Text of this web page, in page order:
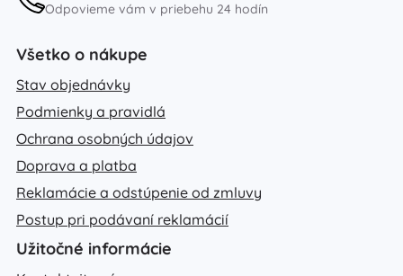
Odpovieme vám v priebehu 24 hodín
Všetko o nákupe
Stav objednávky
Podmienky a pravidlá
Ochrana osobných údajov
Doprava a platba
Reklamácie a odstúpenie od zmluvy
Postup pri podávaní reklamácií
Užitočné informácie